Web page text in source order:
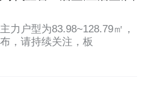
力户型为83.98~128.79㎡，
，请持续关注，板